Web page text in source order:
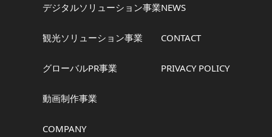
デジタルソリューション事業
観光ソリューション事業
グローバルPR事業
動画制作事業
COMPANY
NEWS
CONTACT
PRIVACY POLICY